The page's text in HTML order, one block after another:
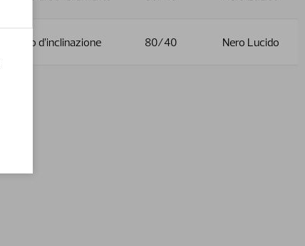
Cilindro d’inclinazione 80/40 Nero Lucido